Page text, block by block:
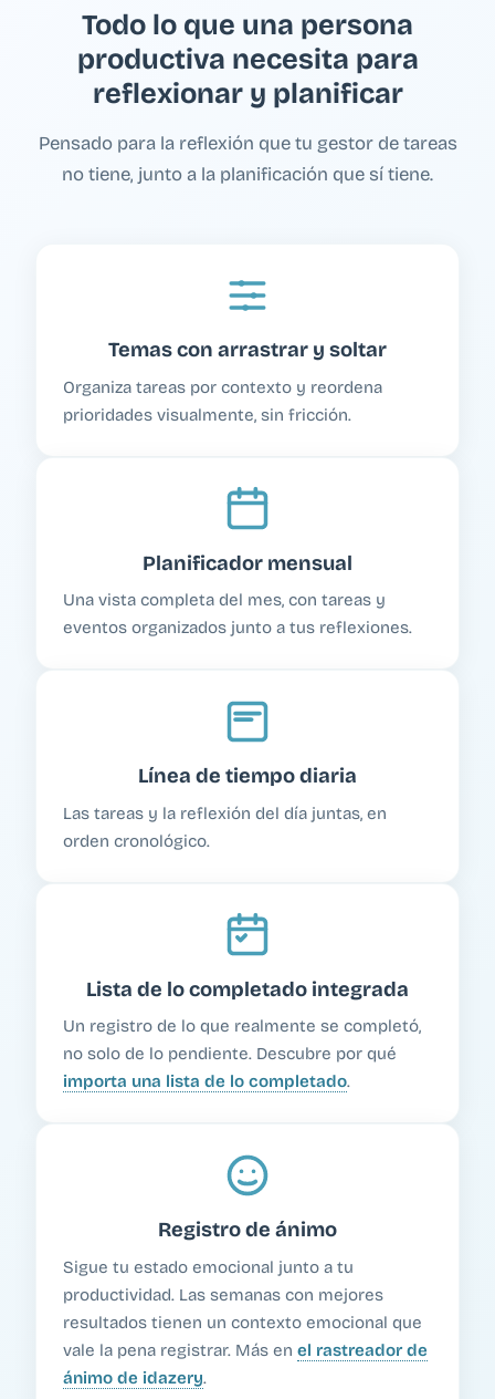
Todo lo que una persona
productiva necesita para
reflexionar y planificar
Pensado para la reflexión que tu gestor de tareas
no tiene, junto a la planificación que sí tiene.
Temas con arrastrar y soltar
Organiza tareas por contexto y reordena
prioridades visualmente, sin fricción.
Planificador mensual
Una vista completa del mes, con tareas y
eventos organizados junto a tus reflexiones.
Línea de tiempo diaria
Las tareas y la reflexión del día juntas, en
orden cronológico.
Lista de lo completado integrada
Un registro de lo que realmente se completó,
no solo de lo pendiente. Descubre por qué
importa una lista de lo completado.
Registro de ánimo
Sigue tu estado emocional junto a tu
productividad. Las semanas con mejores
resultados tienen un contexto emocional que
vale la pena registrar. Más en el rastreador de
ánimo de idazery.